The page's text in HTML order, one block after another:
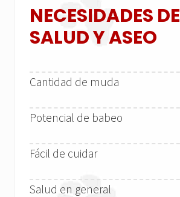
NECESIDADES DE
SALUD Y ASEO
Cantidad de muda
Potencial de babeo
Fácil de cuidar
Salud en general